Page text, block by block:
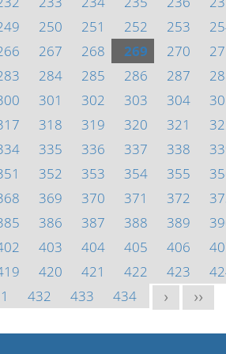
250 251 252 253
267 268 269 270
284 285 286 287
301 302 303 304
318 319 320 321
335 336 337 338
352 353 354 355
369 370 371 372
386 387 388 389
403 404 405 406
420 421 422 423
432 433 434 > >>